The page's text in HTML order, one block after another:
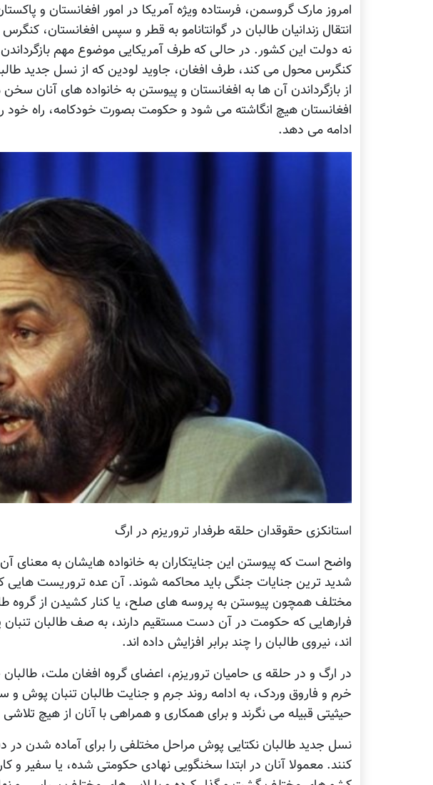
امروز مارک گروسمن، فرستاده ویژه آمریکا در امور افغانستان و
انتقال زندانیان طالبان در گوانتانامو به قطر و سپس افغانستان،
نه دولت این کشور. در حالی که طرف آمریکایی موضوع مهم
کنگرس محول می کند، طرف افغان، جاوید لودین که از نسل جدید
از بازگرداندن آن ها به افغانستان و پیوستن به خانواده های آنان
افغانستان هیچ انگاشته می شود و حکومت بصورت خودکامه، راه خود
ادامه می دهد.
استانکزی حقوقدان حلقه طرفدار تروریزم در ارگ
واضح است که پیوستن این جنایتکاران به خانواده هایشان به معنای
شدید ترین جنایات جنگی باید محاکمه شوند. آن عده تروریست هایی
مختلف همچون پیوستن به پروسه های صلح، یا کنار کشیدن از گروه
فرارهایی که حکومت در آن دست مستقیم دارند، به صف طالبان تنبان
اند، نیروی طالبان را چند برابر افزایش داده اند.
در ارگ و در حلقه ی حامیان تروریزم، اعضای گروه افغان ملت،
خرم و فاروق وردک، به ادامه روند جرم و جنایت طالبان تنبان پوش
حیثیتی قبیله می نگرند و برای همکاری و همراهی با آنان از هیچ
نسل جدید طالبان نکتایی پوش مراحل مختلفی را برای آماده شدن در
کنند. معمولا آنان در ابتدا سخنگویی نهادی حکومتی شده، یا سفیر و